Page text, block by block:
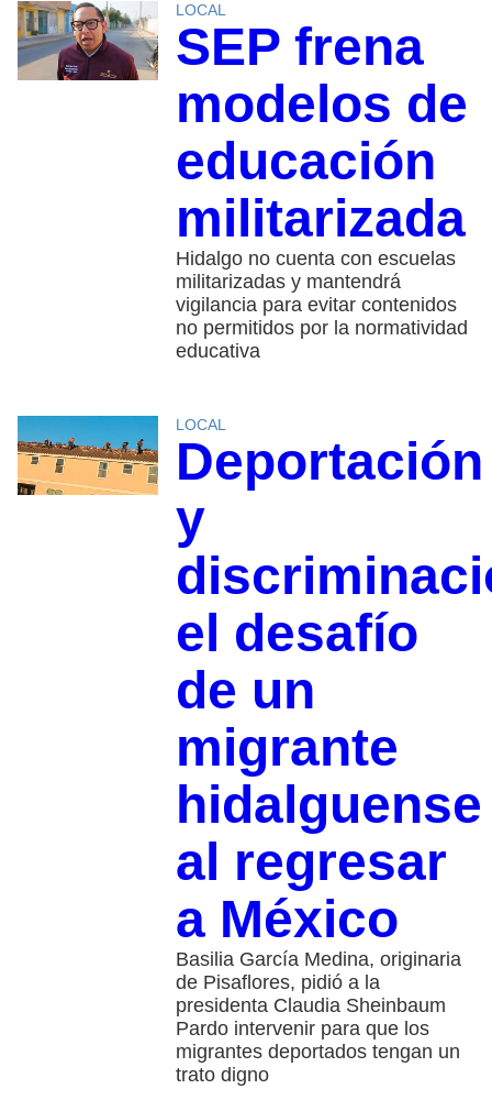
LOCAL
SEP frena
modelos de
educación
militarizada
Hidalgo no cuenta con escuelas
militarizadas y mantendrá
vigilancia para evitar contenidos
no permitidos por la normatividad
educativa
LOCAL
Deportación
y
el desafío
de un
migrante
hidalguense
al regresar
a México
Basilia García Medina, originaria
de Pisaflores, pidió a la
presidenta Claudia Sheinbaum
Pardo intervenir para que los
migrantes deportados tengan un
trato digno